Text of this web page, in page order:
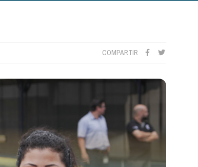
COMPARTIR